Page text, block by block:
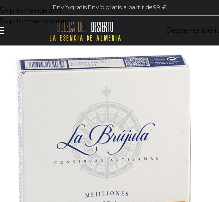
Skip to navigation
Skip to main content
Envío gratis Envío gratis a partir de 99 €
Despensa